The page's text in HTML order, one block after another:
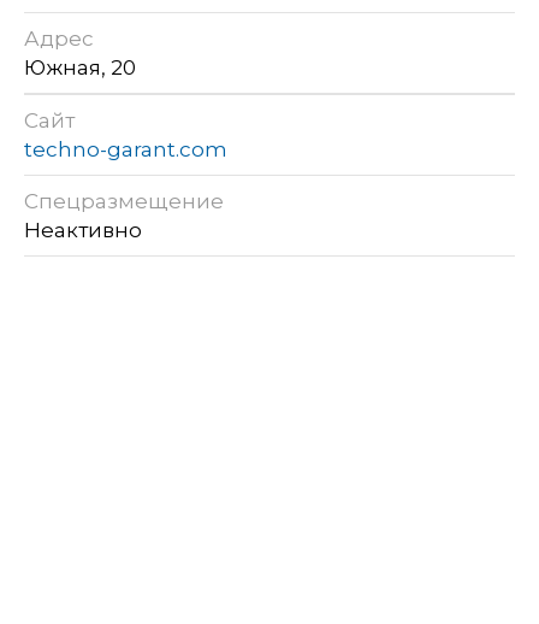
Адрес
Южная, 20
Сайт
techno-garant.com
Спецразмещение
Неактивно